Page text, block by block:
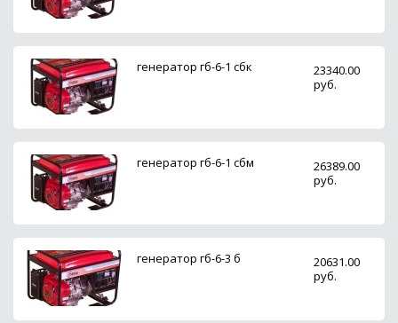
генератор гб-6-1 сбк
23340.00
руб.
генератор гб-6-1 сбм
26389.00
руб.
генератор гб-6-3 б
20631.00
руб.